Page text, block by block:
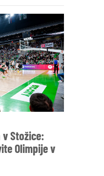
Stožice:
Olimpije v